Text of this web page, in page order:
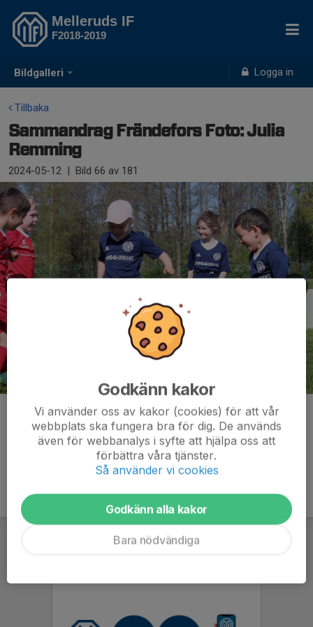
Bildgalleri Logga in
Melleruds IF
F2018-2019
Tillbaka
Sammandrag Frändefors Foto: Julia
Remming
2024-05-12 | Bild 66 av 181
Kommentarer
Godkänn kakor
Vi använder oss av kakor (cookies) för att vår
webbplats ska fungera bra för dig. De används
även för webbanalys i syfte att hjälpa oss att
förbättra våra tjänster.
Så använder vi cookies
Godkänn alla kakor
Bara nödvändiga